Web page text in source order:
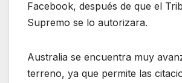
Facebook, después de que el
Supremo se lo autorizara.
Australia se encuentra muy
terreno, ya que permite las